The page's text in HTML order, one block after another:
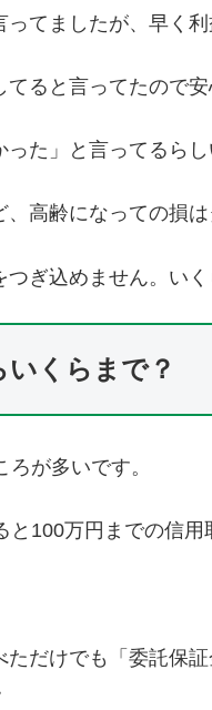
てましたが、早く
ると言ってたので
た」と言ってるらし
高齢になっての損は
ぎ込めません。い
くらまで？
が多いです。
100万円までの信用
だけでも「委託保